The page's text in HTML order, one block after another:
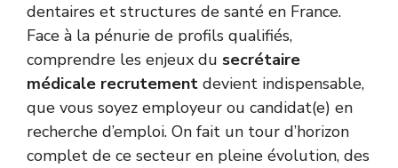
dentaires et structures de santé en France.
Face à la pénurie de profils qualifiés,
comprendre les enjeux du secrétaire
médicale recrutement devient indispensable,
que vous soyez employeur ou candidat(e) en
recherche d’emploi. On fait un tour d’horizon
complet de ce secteur en pleine évolution, des